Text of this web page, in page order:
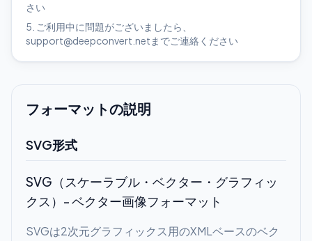
さい
ご利用中に問題がございましたら、
support@deepconvert.netまでご連絡ください
フォーマットの説明
SVG形式
SVG（スケーラブル・ベクター・グラフィッ
クス）- ベクター画像フォーマット
SVGは2次元グラフィックス用のXMLベースのベク